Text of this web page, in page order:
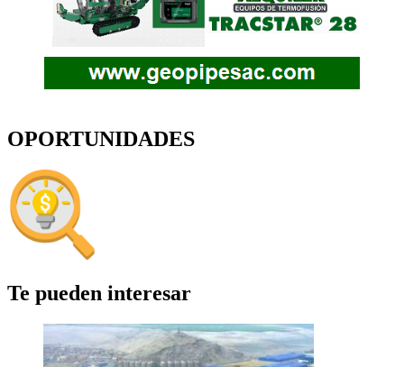
OPORTUNIDADES
Te pueden interesar